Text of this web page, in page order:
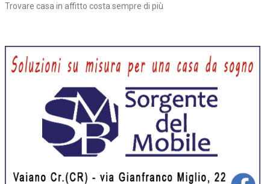
Trovare casa in affitto costa sempre di più